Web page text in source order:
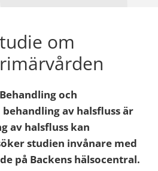
om
och
av halsfluss är
av halsfluss kan
studien invånare med
på Backens hälsocentral.